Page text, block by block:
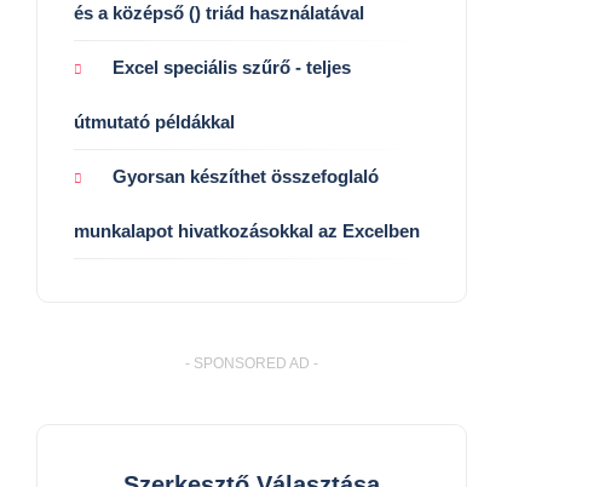
és a középső () triád használatával
Excel speciális szűrő - teljes
útmutató példákkal
Gyorsan készíthet összefoglaló
munkalapot hivatkozásokkal az Excelben
- SPONSORED AD -